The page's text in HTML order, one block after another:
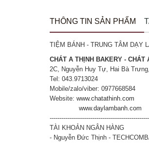
THÔNG TIN SẢN PHẨM
TIỆM BÁNH - TRUNG TÂM DẠY
CHÁT A THỊNH BAKERY - CHÁT
2C, Nguyễn Huy Tự, Hai Bà
Tel: 043.9713024
Mobile/zalo/viber: 0977668584
Website: www.chatathinh.com
www.daylambanh.com
TÀI KHOẢN NGÂN HÀNG
- Nguyễn Đức Thịnh -